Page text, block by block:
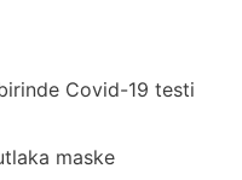
Covid-19 testi
maske